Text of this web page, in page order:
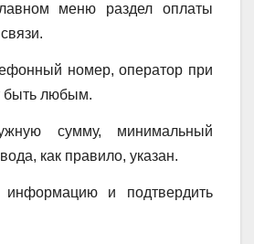
меню раздел оплаты
номер, оператор при
быть любым.
сумму, минимальный
как правило, указан.
информацию и подтвердить